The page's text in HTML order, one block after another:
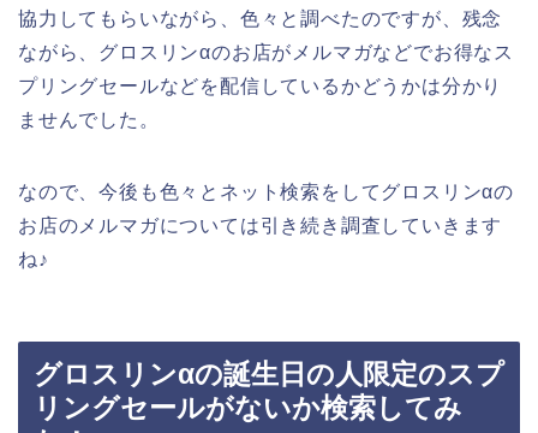
協力してもらいながら、色々と調べたのですが、残念
ながら、グロスリンαのお店がメルマガなどでお得なス
プリングセールなどを配信しているかどうかは分かり
ませんでした。
なので、今後も色々とネット検索をしてグロスリンαの
お店のメルマガについては引き続き調査していきます
ね♪
グロスリンαの誕生日の人限定のスプ
リングセールがないか検索してみ